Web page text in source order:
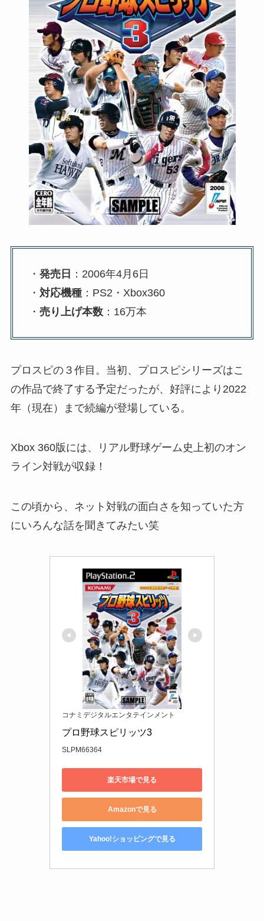
・ 発売日 ：2006年4月6日
・ 対応機種：PS2・Xbox360
・ 売り上げ本数：16万本
プロスピの３作目。当初、プロスピシリーズはこ
の作品で終了する予定だったが、好評により2022
年（現在）まで続編が登場している。
Xbox 360版には、リアル野球ゲーム史上初のオン
ライン対戦が収録！
この頃から、ネット対戦の面白さを知っていた方
にいろんな話を聞きてみたい笑
コナミデジタルエンタテインメント
プロ野球スピリッツ3
SLPM66364
楽天市場で見る
Amazonで見る
Yahoo!ショッピングで見る